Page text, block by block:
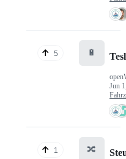
5 🔋
Jun
1 🔀